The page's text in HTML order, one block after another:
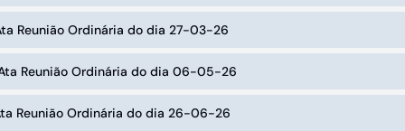
Reunião Ordinária do dia 27-03-26
Reunião Ordinária do dia 06-05-26
Reunião Ordinária do dia 26-06-26